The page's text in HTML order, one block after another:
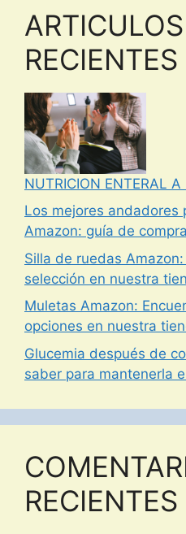
ARTICULOS
RECIENTES
NUTRICION ENTERAL A
Los mejores andadores
Amazon: guía de
Silla de ruedas
selección en nuestra
Muletas Amazon:
opciones en nuestra
Glucemia después de
saber para mantenerla
RECIENTES